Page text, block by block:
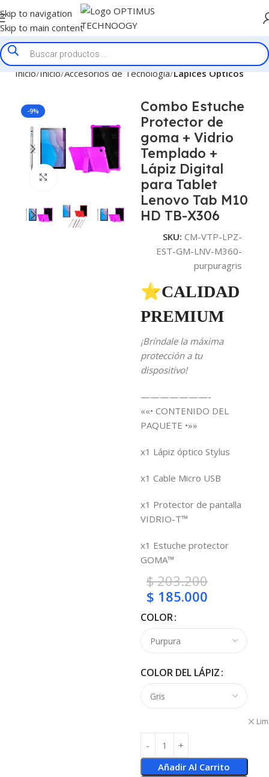
Skip to navigation
Skip to main content
Inicio Inicio Accesorios de Tecnologia Lapices Opticos
-9%
Click to enlarge
Combo Estuche
Protector de
goma + Vidrio
Templado +
Lápiz Digital
para Tablet
Lenovo Tab M10
HD TB-X306
SKU: CM-VTP-LPZ-
EST-GM-LNV-M360-
purpuragris
⭐CALIDAD
PREMIUM
¡Bríndale la máxima
protección a tu
dispositivo!
———————-
««• CONTENIDO DEL
PAQUETE •»»
x1 Lápiz óptico Stylus
x1 Cable Micro USB
x1 Protector de pantalla
VIDRIO-T™
x1 Estuche protector
GOMA™
$203.200
$ 185.000
COLOR
COLOR DEL LÁPIZ
Añadir Al Carrito